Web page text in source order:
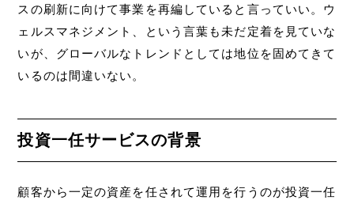
スの刷新に向けて事業を再編していると言っていい。ウ
ェルスマネジメント、という言葉も未だ定着を見ていな
いが、グローバルなトレンドとしては地位を固めてきて
いるのは間違いない。
投資一任サービスの背景
顧客から一定の資産を任されて運用を行うのが投資一任